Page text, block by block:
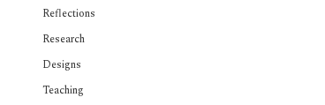
Reflections
Research
Designs
Teaching